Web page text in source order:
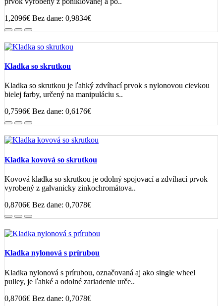
1,2096€ Bez dane: 0,9834€
Kladka so skrutkou
Kladka so skrutkou je ľahký zdvíhací prvok s nylonovou cievkou
bielej farby, určený na manipuláciu s..
0,7596€ Bez dane: 0,6176€
Kladka kovová so skrutkou
Kovová kladka so skrutkou je odolný spojovací a zdvíhací prvok
vyrobený z galvanicky zinkochromátova..
0,8706€ Bez dane: 0,7078€
Kladka nylonová s prírubou
Kladka nylonová s prírubou, označovaná aj ako single wheel
pulley, je ľahké a odolné zariadenie urče..
0,8706€ Bez dane: 0,7078€